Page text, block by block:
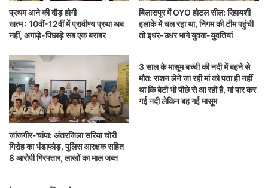
प्रथम आने की दौड़ होगी
खत्म : 10वीं-12वीं में प्रावीण्य प्रथा अब
नहीं, अगाड़े-पिछाड़े सब एक बराबर
बिलासपुर में OYO होटल सील: रिहायशी
इलाके में चल रहा था, निगम की टीम पहुंची
तो इधर-उधर भागे युवक-युवतियां
जांजगीर-चांपा: अंतरजिला सरिया चोरी
गिरोह का भंडाफोड़, पुलिस आरक्षक सहित
8 आरोपी गिरफ्तार, लाखों का माल जब्त
3 साल के मासूम बच्ची की नदी में बहने से
मौत: राशन लेने जा रही मां को पता ही नहीं
था कि बेटी भी पीछे से आ रही है, मां पार कर
गई नदी लेकिन बह गई मासूम